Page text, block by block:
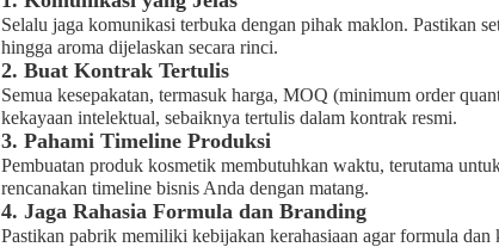
Selalu jaga komunikasi terbuka dengan pihak maklon. Pastikan
hingga aroma dijelaskan secara rinci.
2. Buat Kontrak Tertulis
Semua kesepakatan, termasuk harga, MOQ (minimum order
kekayaan intelektual, sebaiknya tertulis dalam kontrak resmi.
3. Pahami Timeline Produksi
Pembuatan produk kosmetik membutuhkan waktu, terutama
rencanakan timeline bisnis Anda dengan matang.
4. Jaga Rahasia Formula dan Branding
Pastikan pabrik memiliki kebijakan kerahasiaan agar formula dan